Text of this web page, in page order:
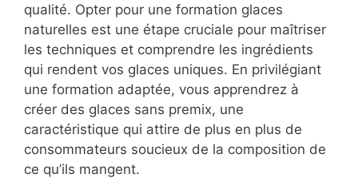
qualité. Opter pour une formation glaces
naturelles est une étape cruciale pour maîtriser
les techniques et comprendre les ingrédients
qui rendent vos glaces uniques. En privilégiant
une formation adaptée, vous apprendrez à
créer des glaces sans premix, une
caractéristique qui attire de plus en plus de
consommateurs soucieux de la composition de
ce qu’ils mangent.